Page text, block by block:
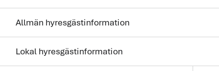
Allmän hyresgästinformation
Lokal hyresgästinformation